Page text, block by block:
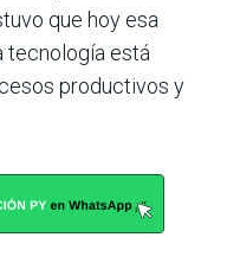
que hoy esa
tecnología está
productivos y